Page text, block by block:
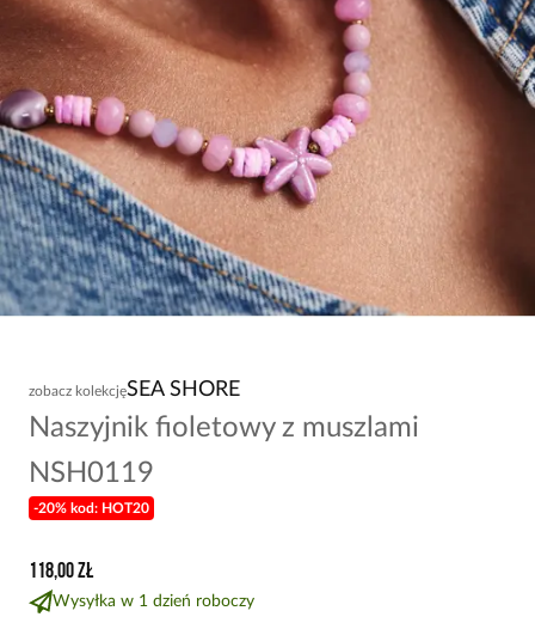
zobacz kolekcjęSEA SHORE
Naszyjnik fioletowy z muszlami
NSH0119
-20% kod: HOT20
118,00 zł
Wysyłka w 1 dzień roboczy